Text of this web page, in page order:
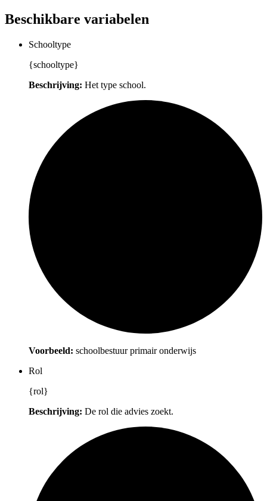
Beschikbare variabelen
Schooltype
{schooltype}
Beschrijving: Het type school.
Voorbeeld: schoolbestuur primair onderwijs
Rol
{rol}
Beschrijving: De rol die advies zoekt.